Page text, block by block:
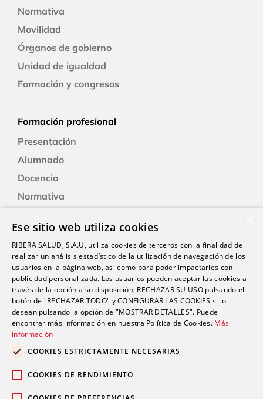
Normativa
Movilidad
Órganos de gobierno
Unidad de igualdad
Formación y congresos
Formación profesional
Presentación
Alumnado
Docencia
Normativa
Alexia: plataforma educativa
Nuestro centro
Historia
Servicios e instalaciones
Contacto
Ese sitio web utiliza cookies
RIBERA SALUD, S.A.U, utiliza cookies de terceros con la finalidad de
realizar un análisis estadístico de la utilización de navegación de los
usuarios en la página web, así como para poder impactarles con
publicidad personalizada. Los usuarios pueden aceptar las cookies a
través de la opción a su disposición, RECHAZAR SU USO pulsando el
botón de "RECHAZAR TODO" y CONFIGURAR LAS COOKIES si lo
desean pulsando la opción de "MOSTRAR DETALLES". Puede
encontrar más información en nuestra Política de Cookies. Más
información
COOKIES ESTRICTAMENTE NECESARIAS
COOKIES DE RENDIMIENTO